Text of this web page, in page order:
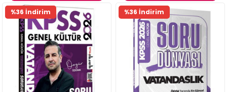
%36 İndirim %36 İndirim